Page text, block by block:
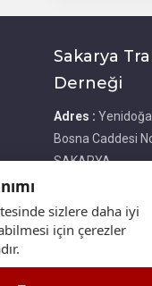
Sakarya
Derneği
Adres :
Bosna Caddesi
SAKARYA
E-Posta :
sizlere daha iyi
için çerezler